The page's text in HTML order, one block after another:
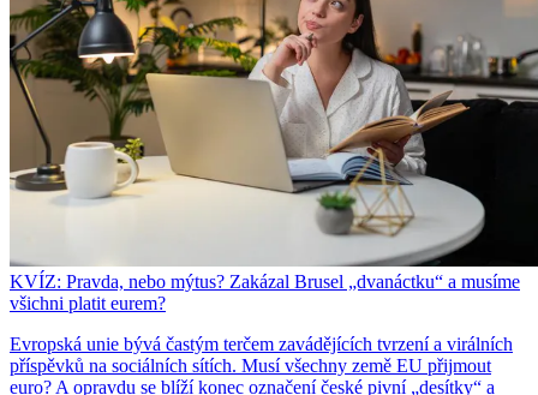
KVÍZ: Pravda, nebo mýtus? Zakázal Brusel „dvanáctku“ a musíme
všichni platit eurem?
Evropská unie bývá častým terčem zavádějících tvrzení a virálních
příspěvků na sociálních sítích. Musí všechny země EU přijmout
euro? A opravdu se blíží konec označení české pivní „desítky“ a